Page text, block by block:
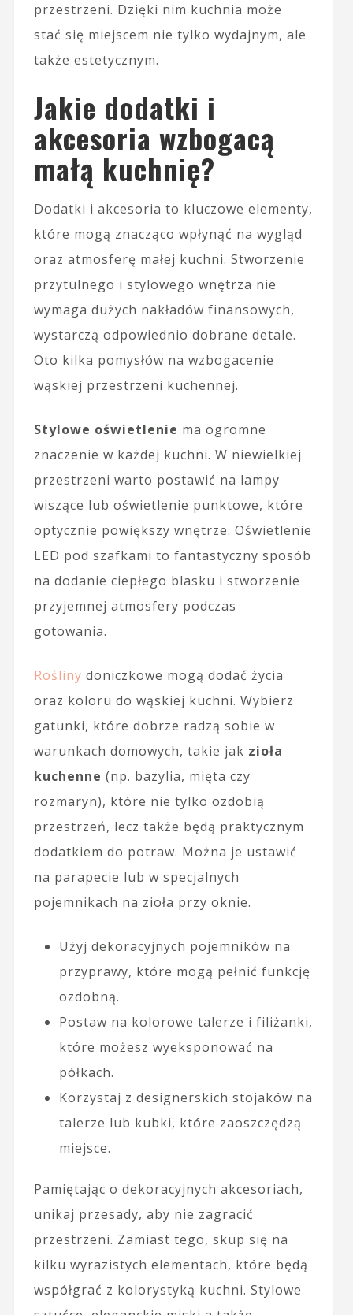
przestrzeni. Dzięki nim kuchnia może
stać się miejscem nie tylko wydajnym, ale
także estetycznym.
Jakie dodatki i
akcesoria wzbogacą
małą kuchnię?
Dodatki i akcesoria to kluczowe elementy,
które mogą znacząco wpłynąć na wygląd
oraz atmosferę małej kuchni. Stworzenie
przytulnego i stylowego wnętrza nie
wymaga dużych nakładów finansowych,
wystarczą odpowiednio dobrane detale.
Oto kilka pomysłów na wzbogacenie
wąskiej przestrzeni kuchennej.
Stylowe oświetlenie ma ogromne
znaczenie w każdej kuchni. W niewielkiej
przestrzeni warto postawić na lampy
wiszące lub oświetlenie punktowe, które
optycznie powiększy wnętrze. Oświetlenie
LED pod szafkami to fantastyczny sposób
na dodanie ciepłego blasku i stworzenie
przyjemnej atmosfery podczas
gotowania.
Rośliny doniczkowe mogą dodać życia
oraz koloru do wąskiej kuchni. Wybierz
gatunki, które dobrze radzą sobie w
warunkach domowych, takie jak zioła
kuchenne (np. bazylia, mięta czy
rozmaryn), które nie tylko ozdobią
przestrzeń, lecz także będą praktycznym
dodatkiem do potraw. Można je ustawić
na parapecie lub w specjalnych
pojemnikach na zioła przy oknie.
Użyj dekoracyjnych pojemników na
przyprawy, które mogą pełnić funkcję
ozdobną.
Postaw na kolorowe talerze i filiżanki,
które możesz wyeksponować na
półkach.
Korzystaj z designerskich stojaków na
talerze lub kubki, które zaoszczędzą
miejsce.
Pamiętając o dekoracyjnych akcesoriach,
unikaj przesady, aby nie zagracić
przestrzeni. Zamiast tego, skup się na
kilku wyrazistych elementach, które będą
współgrać z kolorystyką kuchni. Stylowe